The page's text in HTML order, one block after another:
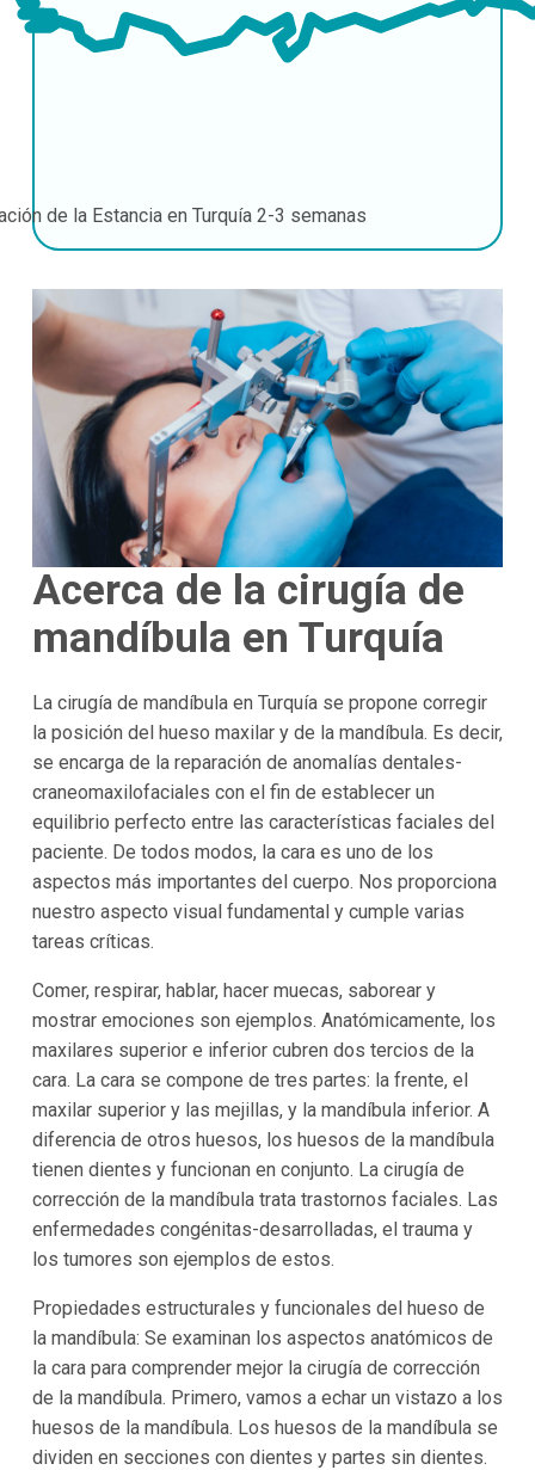
de la Estancia en Turquía 2-3 semanas
Acerca de la cirugía de
mandíbula en Turquía
La cirugía de mandíbula en Turquía se propone corregir
la posición del hueso maxilar y de la mandíbula. Es decir,
se encarga de la reparación de anomalías dentales-
craneomaxilofaciales con el fin de establecer un
equilibrio perfecto entre las características faciales del
paciente. De todos modos, la cara es uno de los
aspectos más importantes del cuerpo. Nos proporciona
nuestro aspecto visual fundamental y cumple varias
tareas críticas.
Comer, respirar, hablar, hacer muecas, saborear y
mostrar emociones son ejemplos. Anatómicamente, los
maxilares superior e inferior cubren dos tercios de la
cara. La cara se compone de tres partes: la frente, el
maxilar superior y las mejillas, y la mandíbula inferior. A
diferencia de otros huesos, los huesos de la mandíbula
tienen dientes y funcionan en conjunto. La cirugía de
corrección de la mandíbula trata trastornos faciales. Las
enfermedades congénitas-desarrolladas, el trauma y
los tumores son ejemplos de estos.
Propiedades estructurales y funcionales del hueso de
la mandíbula: Se examinan los aspectos anatómicos de
la cara para comprender mejor la cirugía de corrección
de la mandíbula. Primero, vamos a echar un vistazo a los
huesos de la mandíbula. Los huesos de la mandíbula se
dividen en secciones con dientes y partes sin dientes.